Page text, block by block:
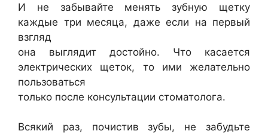
И не забывайте менять зубную щетку
каждые три месяца, даже если на первый
взгляд
она выглядит достойно. Что касается
электрических щеток, то ими желательно
пользоваться
только после консультации стоматолога.
Всякий раз, почистив зубы, не забудьте